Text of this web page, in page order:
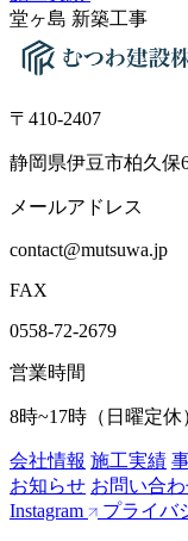
堂ヶ島 新築工事
〒410-2407
静岡県伊豆市柏久保
メールアドレス
contact@mutsuwa.jp
FAX
0558-72-2679
営業時間
8時~17時 （日曜定休
会社情報 施工実績
お知らせ お問い合
Instagram
プライバ